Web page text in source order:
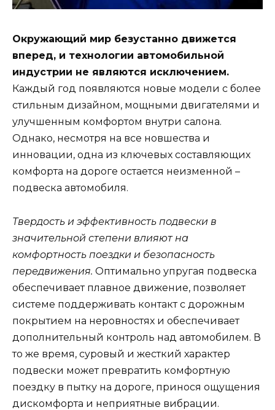
Окружающий мир безустанно движется
вперед, и технологии автомобильной
индустрии не являются исключением.
Каждый год появляются новые модели с более
стильным дизайном, мощными двигателями и
улучшенным комфортом внутри салона.
Однако, несмотря на все новшества и
инновации, одна из ключевых составляющих
комфорта на дороге остается неизменной –
подвеска автомобиля.
Твердость и эффективность подвески в
значительной степени влияют на
комфортность поездки и безопасность
передвижения. Оптимально упругая подвеска
обеспечивает плавное движение, позволяет
системе поддерживать контакт с дорожным
покрытием на неровностях и обеспечивает
дополнительный контроль над автомобилем. В
то же время, суровый и жесткий характер
подвески может превратить комфортную
поездку в пытку на дороге, принося ощущения
дискомфорта и неприятные вибрации.